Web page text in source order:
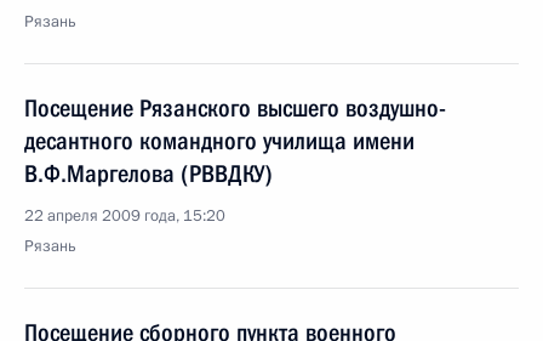
Рязань
Посещение Рязанского высшего воздушно-
десантного командного училища имени
В.Ф.Маргелова (РВВДКУ)
22 апреля 2009 года, 15:20
Рязань
Посещение сборного пункта военного